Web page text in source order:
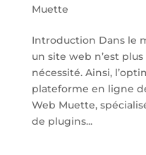
Muette
Introduction Dans le
un site web n’est plus
nécessité. Ainsi,
plateforme en ligne
Web Muette,
de plugins...